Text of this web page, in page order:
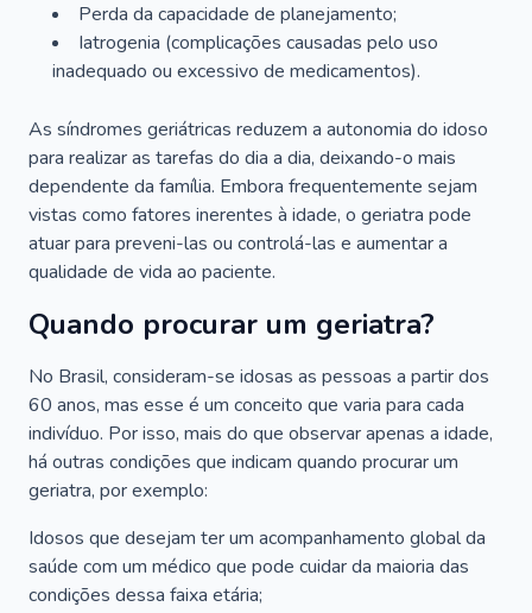
Perda da capacidade de planejamento;
Iatrogenia (complicações causadas pelo uso
inadequado ou excessivo de medicamentos).
As síndromes geriátricas reduzem a autonomia do idoso
para realizar as tarefas do dia a dia, deixando-o mais
dependente da família. Embora frequentemente sejam
vistas como fatores inerentes à idade, o geriatra pode
atuar para preveni-las ou controlá-las e aumentar a
qualidade de vida ao paciente.
Quando procurar um geriatra?
No Brasil, consideram-se idosas as pessoas a partir dos
60 anos, mas esse é um conceito que varia para cada
indivíduo. Por isso, mais do que observar apenas a idade,
há outras condições que indicam quando procurar um
geriatra, por exemplo:
Idosos que desejam ter um acompanhamento global da
saúde com um médico que pode cuidar da maioria das
condições dessa faixa etária;